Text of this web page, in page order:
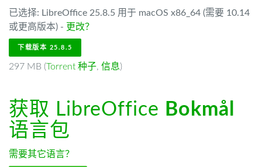
已选择: LibreOffice 25.8.5 用于 macOS x86_64 (需要 10.14
或更高版本) - 更改？
下载版本 25.8.5
297 MB (Torrent 种子, 信息)
获取 LibreOffice Bokmål
语言包
需要其它语言？